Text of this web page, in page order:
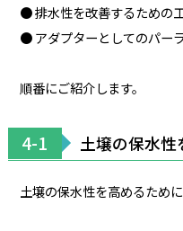
● 排水性を改善するための
● アダプターとしてのパー
順番にご紹介します。
4-1 土壌の保水
土壌の保水性を高めるため